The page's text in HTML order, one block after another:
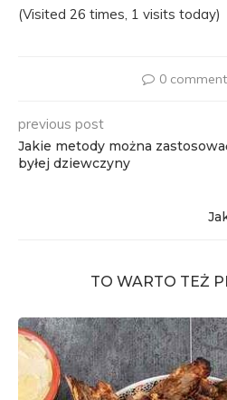
(Visited 26 times, 1 visits today)
0 comment
previous post
Jakie metody można
byłej dziewczyny
TO WARTO TEŻ